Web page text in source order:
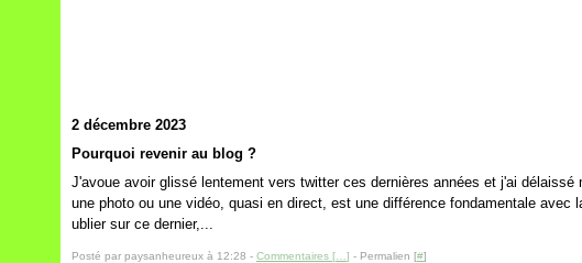
2 décembre 2023
Pourquoi revenir au blog ?
J'avoue avoir glissé lentement vers twitter ces dernières années et j'ai délaissé
une photo ou une vidéo, quasi en direct, est une différence fondamentale avec
ublier sur ce dernier,...
Posté par paysanheureux à 12:28 - Commentaires [ ] - Permalien [#]